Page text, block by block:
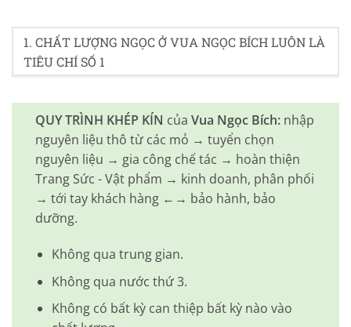
1. CHẤT LƯỢNG NGỌC Ở VUA NGỌC BÍCH LUÔN LÀ
TIÊU CHÍ SỐ 1
QUY TRÌNH KHÉP KÍN của Vua Ngọc Bích: nhập
nguyên liệu thô từ các mỏ → tuyển chọn
nguyên liệu → gia công chế tác → hoàn thiện
Trang Sức - Vật phẩm → kinh doanh, phân phối
→ tới tay khách hàng ←→ bảo hành, bảo
dưỡng.
Không qua trung gian.
Không qua nước thứ 3.
Không có bất kỳ can thiệp bất kỳ nào vào